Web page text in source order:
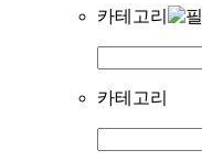
카테고리
카테고리